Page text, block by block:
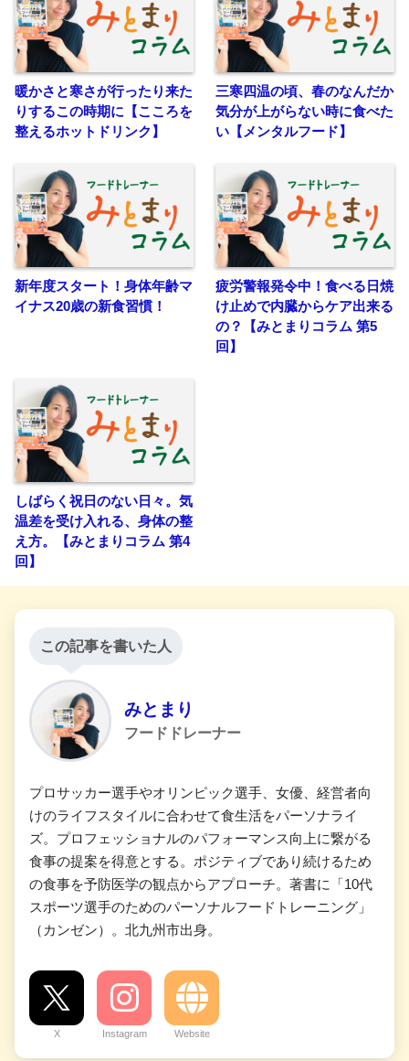
暖かさと寒さが行ったり来た
りするこの時期に【こころを
整えるホットドリンク】
三寒四温の頃、春のなんだか
気分が上がらない時に食べた
い【メンタルフード】
新年度スタート！身体年齢マ
イナス20歳の新食習慣！
疲労警報発令中！食べる日焼
け止めで内臓からケア出来る
の？【みとまりコラム 第5
回】
しばらく祝日のない日々。気
温差を受け入れる、身体の整
え方。【みとまりコラム 第4
回】
この記事を書いた人
みとまり
フードドレーナー
プロサッカー選手やオリンピック選手、女優、経営者向
けのライフスタイルに合わせて食生活をパーソナライ
ズ。プロフェッショナルのパフォーマンス向上に繋がる
食事の提案を得意とする。ポジティブであり続けるため
の食事を予防医学の観点からアプローチ。著書に「10代
スポーツ選手のためのパーソナルフードトレーニング」
（カンゼン）。北九州市出身。
X Instagram Website